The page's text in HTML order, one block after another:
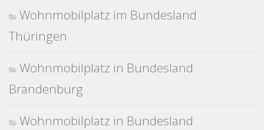
Wohnmobilplatz im Bundesland
Thüringen
Wohnmobilplatz in Bundesland
Brandenburg
Wohnmobilplatz in Bundesland